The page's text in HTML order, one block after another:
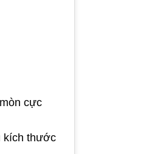
cực
kích thước